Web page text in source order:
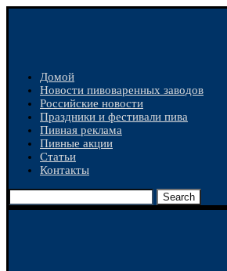
Домой
Новости пивоваренных заводов
Российские новости
Праздники и фестивали пива
Пивная реклама
Пивные акции
Статьи
Контакты
Search